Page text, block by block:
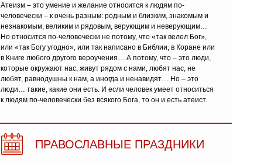
Атеизм – это умение и желание относится к людям по-
человечески – к очень разным: родным и близким, знакомым и
незнакомым, великим и рядовым, верующим и неверующим…
Но относится по-человечески не потому, что «так велел Бог»,
или «так Богу угодно», или так написано в Библии, в Коране или
в Книге любого другого вероучения… А потому, что – это люди,
которые окружают нас, живут рядом с нами, любят нас, не
любят, равнодушны к нам, а иногда и ненавидят… Но – это
люди… такие, какие они есть. И если человек умеет относиться
к людям по-человечески без всякого Бога, то он и есть атеист.
ПРАВОСЛАВНЫЕ ПРАЗДНИКИ